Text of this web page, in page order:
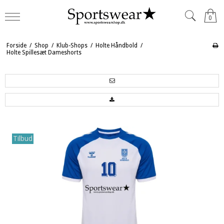
0
Forside / Shop / Klub-Shops / Holte Håndbold /
Holte Spillesæt Dameshorts
Tilbud